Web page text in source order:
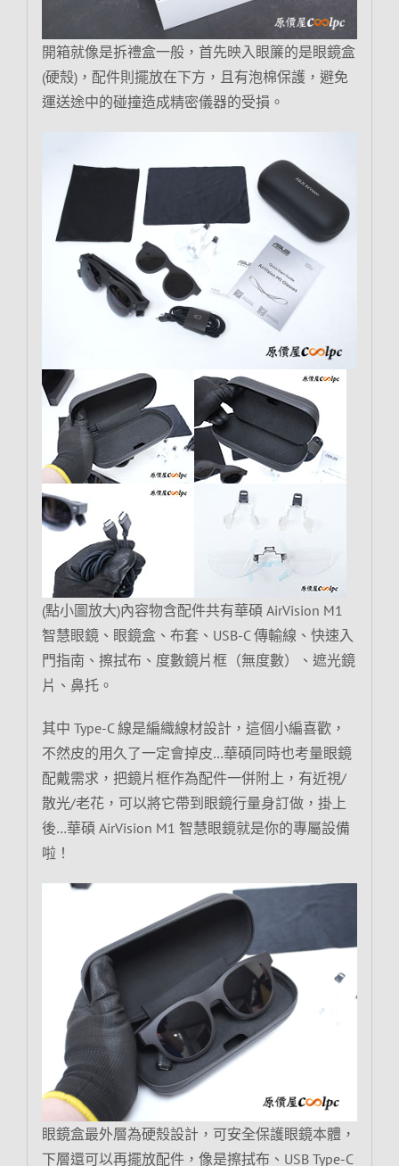
開箱就像是拆禮盒一般，首先映入眼簾的是眼鏡盒
(硬殼)，配件則擺放在下方，且有泡棉保護，避免
運送途中的碰撞造成精密儀器的受損。
(點小圖放大)內容物含配件共有華碩 AirVision M1
智慧眼鏡、眼鏡盒、布套、USB-C 傳輸線、快速入
門指南、擦拭布、度數鏡片框（無度數）、遮光鏡
片、鼻托。
其中 Type-C 線是編織線材設計，這個小編喜歡，
不然皮的用久了一定會掉皮…華碩同時也考量眼鏡
配戴需求，把鏡片框作為配件一併附上，有近視/
散光/老花，可以將它帶到眼鏡行量身訂做，掛上
後…華碩 AirVision M1 智慧眼鏡就是你的專屬設備
啦！
眼鏡盒最外層為硬殼設計，可安全保護眼鏡本體，
下層還可以再擺放配件，像是擦拭布、USB Type-C